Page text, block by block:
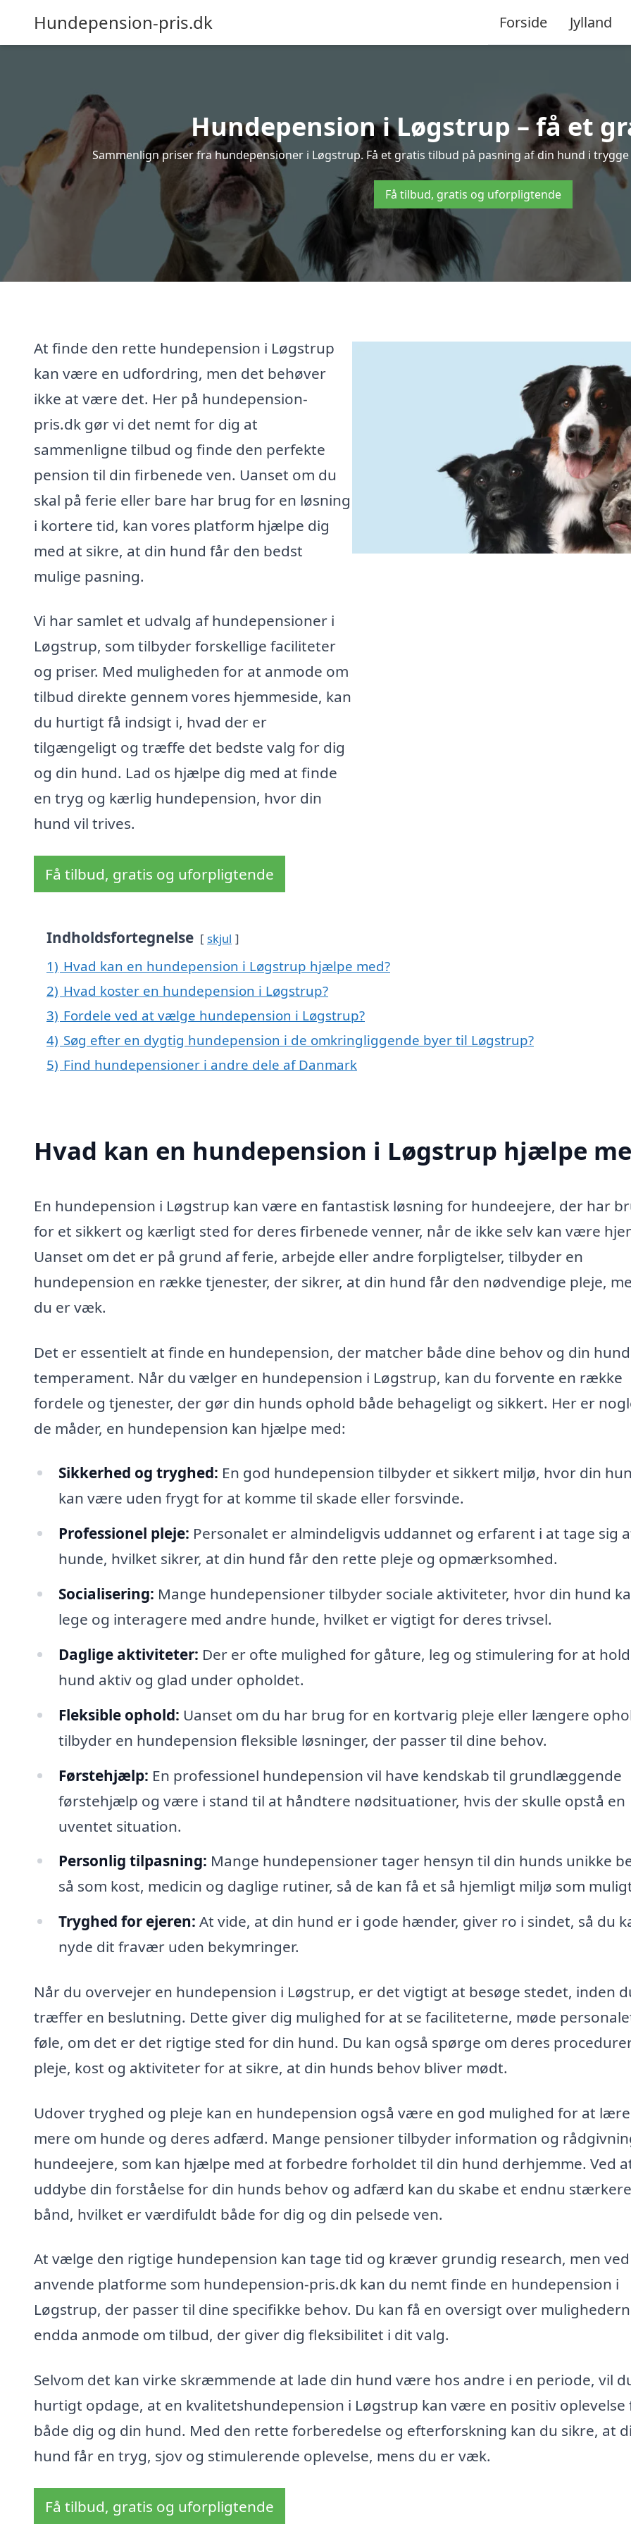
Hundepension-pris.dk Forside Jylland
Hundepension i Løgstrup – få et
Sammenlign priser fra hundepensioner i Løgstrup. Få et gratis tilbud på pasning af din hund i
Få tilbud, gratis og uforpligtende
At finde den rette hundepension i Løgstrup
kan være en udfordring, men det behøver
ikke at være det. Her på hundepension-
pris.dk gør vi det nemt for dig at
sammenligne tilbud og finde den perfekte
pension til din firbenede ven. Uanset om du
skal på ferie eller bare har brug for en løsning
i kortere tid, kan vores platform hjælpe dig
med at sikre, at din hund får den bedst
mulige pasning.
Vi har samlet et udvalg af hundepensioner i
Løgstrup, som tilbyder forskellige faciliteter
og priser. Med muligheden for at anmode om
tilbud direkte gennem vores hjemmeside, kan
du hurtigt få indsigt i, hvad der er
tilgængeligt og træffe det bedste valg for dig
og din hund. Lad os hjælpe dig med at finde
en tryg og kærlig hundepension, hvor din
hund vil trives.
Få tilbud, gratis og uforpligtende
Indholdsfortegnelse skjul
1) Hvad kan en hundepension i Løgstrup hjælpe med?
2) Hvad koster en hundepension i Løgstrup?
3) Fordele ved at vælge hundepension i Løgstrup?
4) Søg efter en dygtig hundepension i de omkringliggende byer til Løgstrup?
5) Find hundepensioner i andre dele af Danmark
Hvad kan en hundepension i Løgstrup hjælpe
En hundepension i Løgstrup kan være en fantastisk løsning for hundeejere, der har
for et sikkert og kærligt sted for deres firbenede venner, når de ikke selv kan være
Uanset om det er på grund af ferie, arbejde eller andre forpligtelser, tilbyder en
hundepension en række tjenester, der sikrer, at din hund får den nødvendige pleje,
du er væk.
Det er essentielt at finde en hundepension, der matcher både dine behov og din
temperament. Når du vælger en hundepension i Løgstrup, kan du forvente en række
fordele og tjenester, der gør din hunds ophold både behageligt og sikkert. Her er
de måder, en hundepension kan hjælpe med:
Sikkerhed og tryghed: En god hundepension tilbyder et sikkert miljø, hvor din
kan være uden frygt for at komme til skade eller forsvinde.
Professionel pleje: Personalet er almindeligvis uddannet og erfarent i at tage sig
hunde, hvilket sikrer, at din hund får den rette pleje og opmærksomhed.
Socialisering: Mange hundepensioner tilbyder sociale aktiviteter, hvor din hund
lege og interagere med andre hunde, hvilket er vigtigt for deres trivsel.
Daglige aktiviteter: Der er ofte mulighed for gåture, leg og stimulering for at
hund aktiv og glad under opholdet.
Fleksible ophold: Uanset om du har brug for en kortvarig pleje eller længere
tilbyder en hundepension fleksible løsninger, der passer til dine behov.
Førstehjælp: En professionel hundepension vil have kendskab til grundlæggende
førstehjælp og være i stand til at håndtere nødsituationer, hvis der skulle opstå en
uventet situation.
Personlig tilpasning: Mange hundepensioner tager hensyn til din hunds unikke
så som kost, medicin og daglige rutiner, så de kan få et så hjemligt miljø som
Tryghed for ejeren: At vide, at din hund er i gode hænder, giver ro i sindet, så du
nyde dit fravær uden bekymringer.
Når du overvejer en hundepension i Løgstrup, er det vigtigt at besøge stedet, inden
træffer en beslutning. Dette giver dig mulighed for at se faciliteterne, møde
føle, om det er det rigtige sted for din hund. Du kan også spørge om deres
pleje, kost og aktiviteter for at sikre, at din hunds behov bliver mødt.
Udover tryghed og pleje kan en hundepension også være en god mulighed for at lære
mere om hunde og deres adfærd. Mange pensioner tilbyder information og
hundeejere, som kan hjælpe med at forbedre forholdet til din hund derhjemme. Ved
uddybe din forståelse for din hunds behov og adfærd kan du skabe et endnu stærkere
bånd, hvilket er værdifuldt både for dig og din pelsede ven.
At vælge den rigtige hundepension kan tage tid og kræver grundig research, men
anvende platforme som hundepension-pris.dk kan du nemt finde en hundepension i
Løgstrup, der passer til dine specifikke behov. Du kan få en oversigt over
endda anmode om tilbud, der giver dig fleksibilitet i dit valg.
Selvom det kan virke skræmmende at lade din hund være hos andre i en periode, vil
hurtigt opdage, at en kvalitetshundepension i Løgstrup kan være en positiv oplevelse
både dig og din hund. Med den rette forberedelse og efterforskning kan du sikre, at
hund får en tryg, sjov og stimulerende oplevelse, mens du er væk.
Få tilbud, gratis og uforpligtende